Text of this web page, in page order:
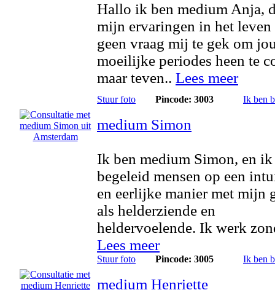
Hallo ik ben medium Anja,
mijn ervaringen in het leven
geen vraag mij te gek om
moeilijke periodes heen te
maar teven.. Lees meer
Stuur foto Pincode: 3003 Ik ben
medium Simon
Ik ben medium Simon, en ik
begeleid mensen op een
en eerlijke manier met mijn
als helderziende en
heldervoelende. Ik werk
Lees meer
Stuur foto Pincode: 3005 Ik ben
medium Henriette